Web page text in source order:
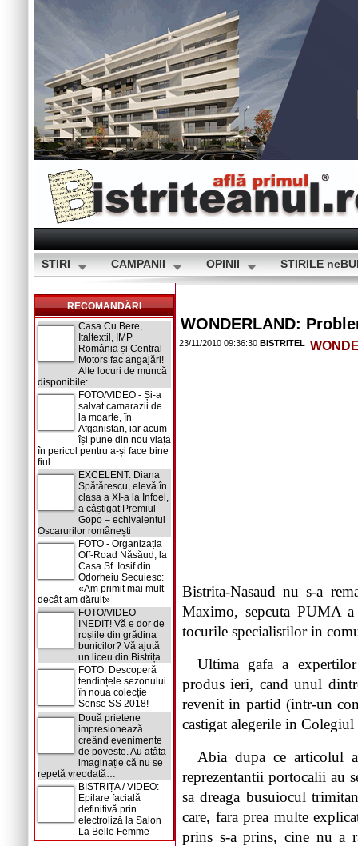
STIRI CAMPANII OPINII STIRILE
RECOMANDĂRI
Casa Cu Bere,
Italtextil, IMP
România și Central
Motors fac angajări!
Alte locuri de muncă
disponibile:
FOTO/VIDEO - Și-a
salvat camarazii de
la moarte, în
Afganistan, iar acum
își pune din nou viața
în pericol pentru a-și face bine
fiul
EXCELENT: Diana
Spătărescu, elevă în
clasa a XI-a la Infoel,
a câștigat Premiul
Gopo – echivalentul
Oscarurilor românești
FOTO - Organizația
Off-Road Năsăud, la
Casa Sf. Iosif din
Odorheiu Secuiesc:
«Am primit mai mult
decât am dăruit»
FOTO/VIDEO -
INEDIT! Vă e dor de
roșiile din grădina
bunicilor? Vă ajută
un liceu din Bistrița
FOTO: Descoperă
tendințele sezonului
în noua colecție
Sense SS 2018!
Două prietene
impresionează
creând evenimente
de poveste. Au atâta
imaginație că nu se
repetă vreodată…
BISTRIȚA / VIDEO:
Epilare facială
definitivă prin
electroliză la Salon
La Belle Femme
WONDERLAND:
23/11/2010 09:36:30 BISTRITEL
Bistrita-Nasaud nu s-a
Maximo, sepcuta PUMA
tocurile specialistilor in
Ultima gafa a
produs ieri, cand unul
revenit in partid (intr-un
castigat alegerile in
Abia dupa ce articolul
reprezentantii portocalii au
sa dreaga busuiocul
care, fara prea multe
prins s-a prins, cine nu a